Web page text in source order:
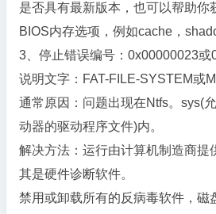
是否具有最新版本，也可以帮助你
BIOS内存选项，例如cache，
3、停止错误编号：0x00000023或
说明文字：FAT-FILE-SYSTEM或
通常原因：问题出现在Ntfs。sys(
动器的驱动程序文件)内。
解决方法：运行由计算机制造商提
其是硬件诊断软件。
禁用或卸载所有的反病毒软件，磁